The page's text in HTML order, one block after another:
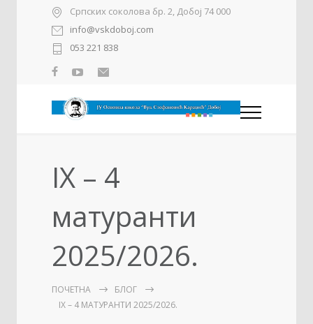
Српских соколова бр. 2, Добој 74 000
info@vskdoboj.com
053 221 838
IX – 4
матуранти
2025/2026.
ПОЧЕТНА
БЛОГ
IX – 4 МАТУРАНТИ 2025/2026.